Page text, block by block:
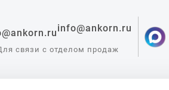
info@ankorn.ru
связи с отделом продаж